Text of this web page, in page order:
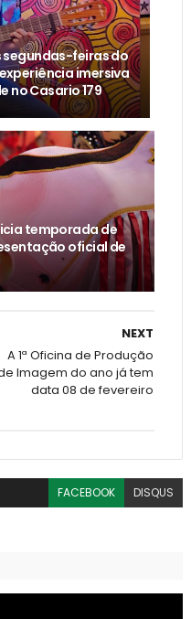
segundas-feiras do
imersiva
no Casario 179
temporada de
oficial de
NEXT
A 1ª Oficina de Produção
Imagem do ano já tem
data 08 de fevereiro
FACEBOOK DISQUS